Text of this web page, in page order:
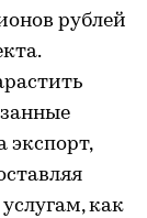
рублей
экспорт,
как